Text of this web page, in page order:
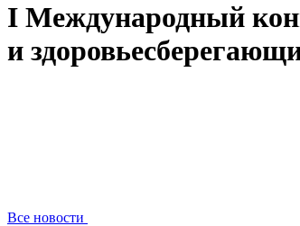
I Международный
и
Все новости